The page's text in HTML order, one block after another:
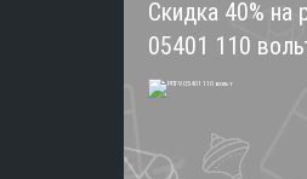
Скидка 40% на
05401 110